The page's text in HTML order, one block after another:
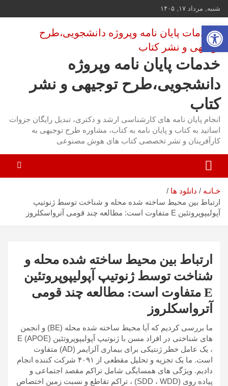
بروید
شنبه, مرداد ۱۷, ۱۴۰۵
خدمات پایان نامه وپروژه
دانشجویی،طرح توجیهی و نشر
کتاب
انجام پایان نامه های کارشناسی ارشد و دکتری، تبدیل رایگان جزوات
اساتید به کتاب و پایان نامه به کتاب، مشاوره طرح توجیهی به
کارآفرینان و نشر تخصصی کتاب های هوش مصنوعی
خـانـه دانلود ها
ارتباط بین محیط ساخته شده محله و شناخت توسط ژنوتیپ
آپولیپوپروتئین E متفاوت است: مطالعه چند قومی آترواسکلروز
ارتباط بین محیط ساخته شده محله و
شناخت توسط ژنوتیپ آپولیپوپروتئین
E متفاوت است: مطالعه چند قومی
آترواسکلروز
ما بررسی کردیم که آیا محیط ساخته شده محله (BE) و انجمن
های شناختی در افراد مسن با ژنوتیپ آپولیپوپروتئین E (APOE)
، یک عامل خطر ژنتیکی برای بیماری آلزایمر (AD) متفاوت
است. ما یک تجزیه و تحلیل مقطعی از ۴۰۹۱ شرکت کننده انجام
دادیم. ویژگی های همسایگی شامل تراکم مقصد اجتماعی و
پیاده روی (SDD ، WDD) ، تراکم تقاطع و نسبت زمین اختصاص
باز کردن نوار ابزار